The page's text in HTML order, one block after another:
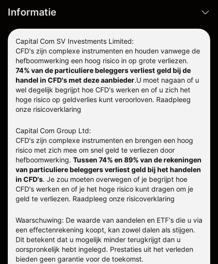
Informatie
Capital Com SV Investments Limited:
CFD's zijn complexe instrumenten en houden vanwege de
hefboomwerking een hoog risico in op grote verliezen.
74% van de particuliere beleggers verliest geld bij de
handel in CFD's met deze aanbieder.U moet nagaan of u
wel degelijk begrijpt hoe CFD's werken en of u zich het
hoge risico op geldverlies kunt veroorloven. Raadpleeg
onze risicoverklaring
Capital Com Group Ltd:
CFD's zijn complexe instrumenten en brengen een hoog
risico met zich mee om snel geld te verliezen door
hefboomwerking. Tussen 74% en 89% van de rekeningen
van particuliere beleggers verliest geld bij het handelen
in CFD's. Je zou moeten overwegen of je begrijpt hoe
CFD's werken en of je het hoge risico kunt dragen om je
geld te verliezen. Raadpleeg onze risicoverklaring
Waarschuwing: De waarde van aandelen en ETF's die u via
een effectenrekening koopt, kan zowel dalen als stijgen.
Dit betekent dat u mogelijk minder terugkrijgt dan u
oorspronkelijk hebt ingelegd. Prestaties uit het verleden
bieden geen garantie voor de toekomst.